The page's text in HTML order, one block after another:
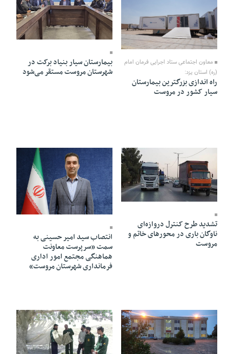
25 Azar 1404 - 17:57
معاون اجتماعی ستاد اجرایی فرمان امام
(ره) استان یزد:
راه اندازی بزرگترین بیمارستان
سیار کشور در مروست
بیمارستان سیار بنیاد برکت در
شهرستان مروست مستقر می‌شود
02 Azar 1404 - 18:29
تشدید طرح کنترل دروازه‌ای
ناوگان باری در محور‌های خاتم و
مروست
17 Mehr 1404 - 02:10
انتصاب سید امیر حسینی به
سمت «سرپرست معاونت
هماهنگی مجتمع امور اداری
فرمانداری شهرستان مروست»